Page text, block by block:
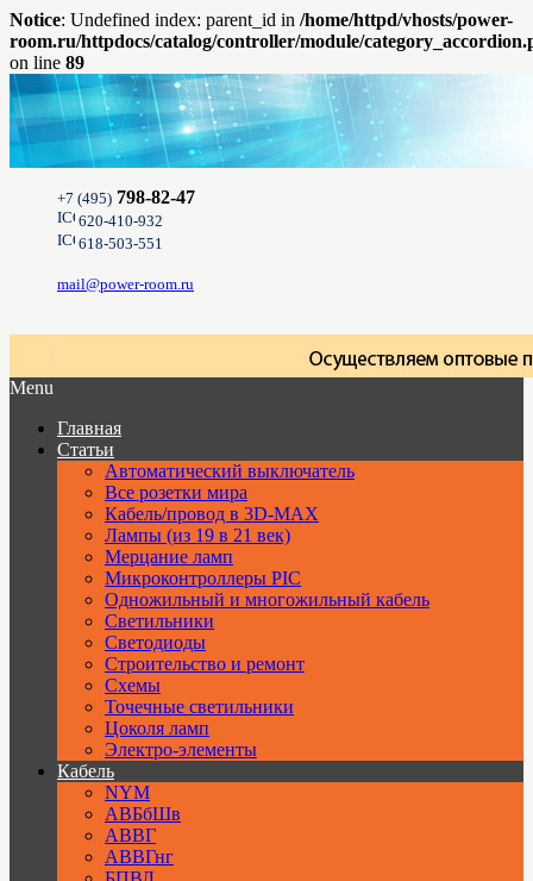
Notice: Undefined index: parent_id in /home/httpd/vhosts/power-
room.ru/httpdocs/catalog/controller/module/
on line 89
+7 (495) 798-82-47
620-410-932
618-503-551
mail@power-room.ru
Menu
Главная
Статьи
Автоматический выключатель
Все розетки мира
Кабель/провод в 3D-MAX
Лампы (из 19 в 21 век)
Мерцание ламп
Микроконтроллеры PIC
Одножильный и многожильный кабель
Светильники
Светодиоды
Строительство и ремонт
Схемы
Точечные светильники
Цоколя ламп
Электро-элементы
Кабель
NYM
АВБбШв
АВВГ
АВВГнг